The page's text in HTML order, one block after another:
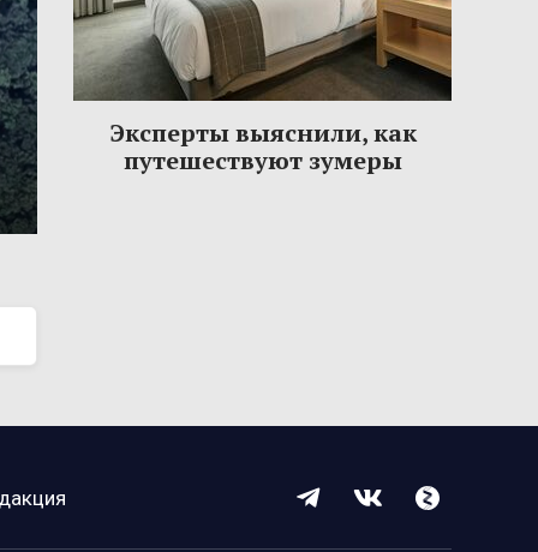
Эксперты выяснили, как
путешествуют зумеры